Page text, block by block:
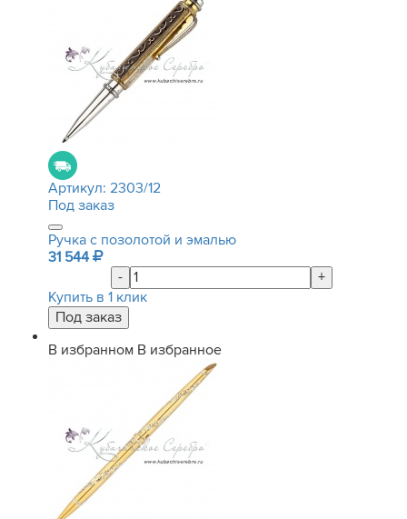
Артикул: 2303/12
Под заказ
Ручка с позолотой и эмалью
31 544
-
+
Купить в 1 клик
В избранном В избранное